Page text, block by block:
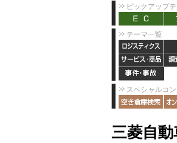
ピックアップ
テーマ一覧
スペシャルコ
三菱自